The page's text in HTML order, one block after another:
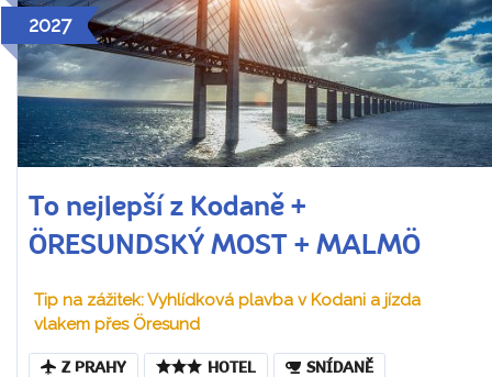
2027
To nejlepší z Kodaně +
ÖRESUNDSKÝ MOST + MALMÖ
Tip na zážitek: Vyhlídková plavba v Kodani a jízda
vlakem přes Öresund
Z PRAHY HOTEL SNÍDANĚ